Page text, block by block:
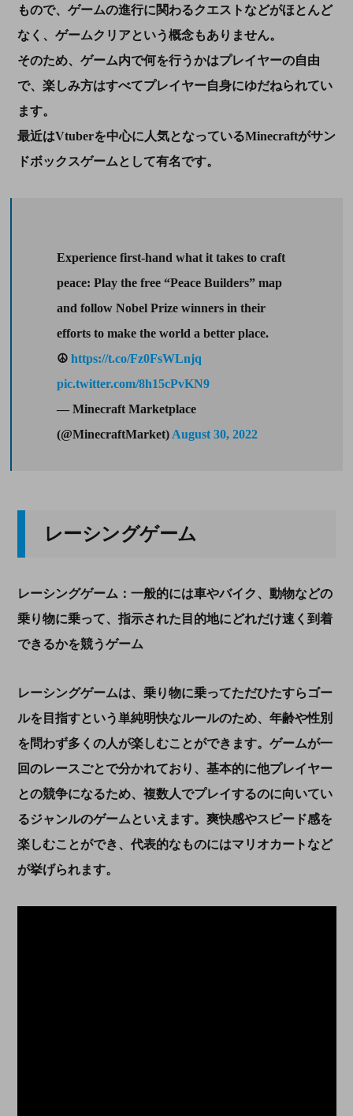
もので、ゲームの進行に関わるクエストなどがほとんど
なく、ゲームクリアという概念もありません。
そのため、ゲーム内で何を行うかはプレイヤーの自由
で、楽しみ方はすべてプレイヤー自身にゆだねられてい
ます。
最近はVtuberを中心に人気となっているMinecraftがサン
ドボックスゲームとして有名です。
Experience first-hand what it takes to craft
peace: Play the free “Peace Builders” map
and follow Nobel Prize winners in their
efforts to make the world a better place.
☮ https://t.co/Fz0FsWLnjq
pic.twitter.com/8h15cPvKN9
— Minecraft Marketplace
(@MinecraftMarket) August 30, 2022
レーシングゲーム
レーシングゲーム：一般的には車やバイク、動物などの
乗り物に乗って、指示された目的地にどれだけ速く到着
できるかを競うゲーム
レーシングゲームは、乗り物に乗ってただひたすらゴー
ルを目指すという単純明快なルールのため、年齢や性別
を問わず多くの人が楽しむことができます。ゲームが一
回のレースごとで分かれており、基本的に他プレイヤー
との競争になるため、複数人でプレイするのに向いてい
るジャンルのゲームといえます。爽快感やスピード感を
楽しむことができ、代表的なものにはマリオカートなど
が挙げられます。